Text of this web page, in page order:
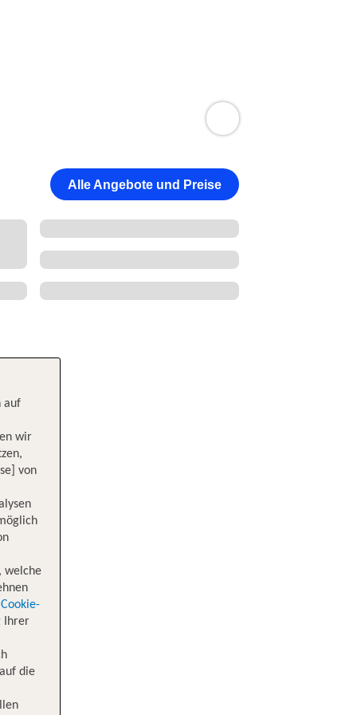
Alle Angebote und Preise
auf
wir
von
welche
Cookie-
Ihrer
die